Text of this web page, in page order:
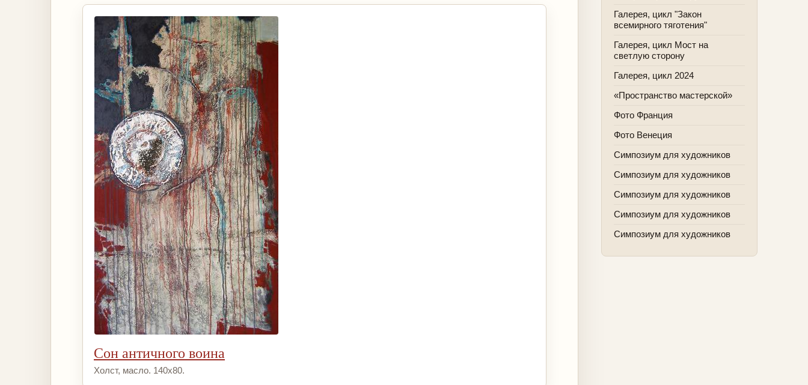
Сон античного воина
Холст, масло. 140х80.
Галерея, цикл "Закон
всемирного тяготения"
Галерея, цикл Мост на
светлую сторону
Галерея, цикл 2024
«Пространство мастерской»
Фото Франция
Фото Венеция
Симпозиум для художников
Симпозиум для художников
Симпозиум для художников
Симпозиум для художников
Симпозиум для художников